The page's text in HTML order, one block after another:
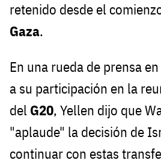
retenido desde el
Gaza.
En una rueda de prensa
a su participación en la
del G20, Yellen dijo que
"aplaude" la decisión de
continuar con estas